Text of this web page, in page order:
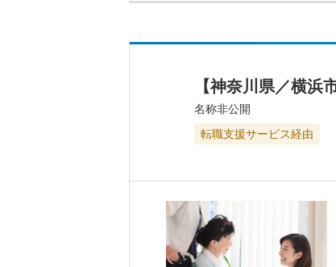
【神奈川県／横
名称非公開
転職支援サービス経由